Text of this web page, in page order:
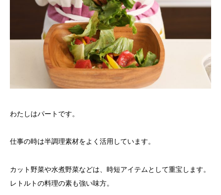
わたしはパートです。
仕事の時は半調理素材をよく活用しています。
カット野菜や水煮野菜などは、時短アイテムとして重宝します。
レトルトの料理の素も強い味方。